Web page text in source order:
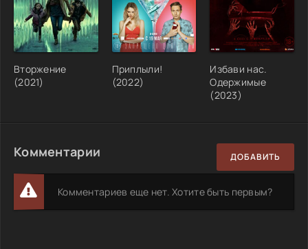
Вторжение
(2021)
Приплыли!
(2022)
Избави нас.
Одержимые
(2023)
Комментарии ДОБАВИТЬ
Комментариев еще нет. Хотите быть первым?